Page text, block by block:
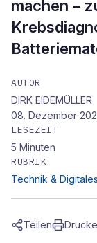
machen –
AUTOR
DIRK EIDEMÜLLER
08. Dezember
LESEZEIT
5 Minuten
RUBRIK
Technik & Digitales
Teilen